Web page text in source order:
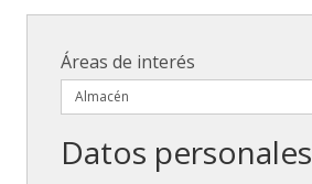
Áreas de interés
Datos personales